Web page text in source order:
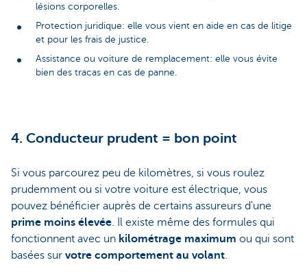
lésions corporelles.
Protection juridique: elle vous vient en aide en cas de litige
et pour les frais de justice.
Assistance ou voiture de remplacement: elle vous évite
bien des tracas en cas de panne.
4. Conducteur prudent = bon point
Si vous parcourez peu de kilomètres, si vous roulez
prudemment ou si votre voiture est électrique, vous
pouvez bénéficier auprès de certains assureurs d'une
prime moins élevée. Il existe même des formules qui
fonctionnent avec un kilométrage maximum ou qui sont
basées sur votre comportement au volant.